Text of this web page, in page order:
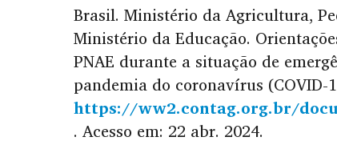
Brasil. Ministério da Agricultura,
Ministério da Educação.
PNAE durante a situação de
pandemia do coronavírus (COVID-
https://ww2.contag.org.br/
. Acesso em: 22 abr. 2024.